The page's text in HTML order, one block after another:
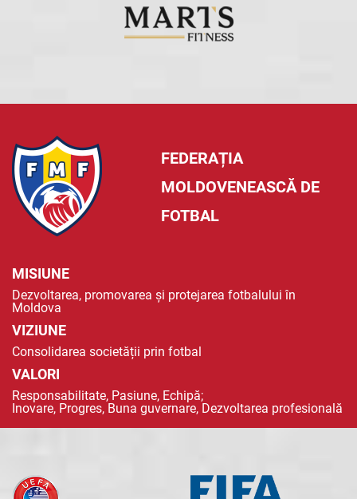
FEDERAȚIA
MOLDOVENEASCĂ DE
FOTBAL
MISIUNE
Dezvoltarea, promovarea și protejarea fotbalului în
Moldova
VIZIUNE
Consolidarea societății prin fotbal
VALORI
Responsabilitate, Pasiune, Echipă;
Inovare, Progres, Buna guvernare, Dezvoltarea profesională